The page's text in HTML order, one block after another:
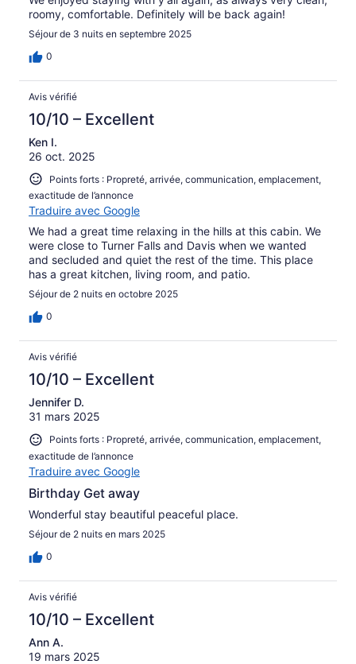
roomy, comfortable. Definitely will be back again!
Séjour de 3 nuits en septembre 2025
0
Avis vérifié
10/10 – Excellent
Ken I.
26 oct. 2025
Points forts : Propreté, arrivée, communication, emplacement,
exactitude de l’annonce
Traduire avec Google
We had a great time relaxing in the hills at this cabin. We
were close to Turner Falls and Davis when we wanted
and secluded and quiet the rest of the time. This place
has a great kitchen, living room, and patio.
Séjour de 2 nuits en octobre 2025
0
Avis vérifié
10/10 – Excellent
Jennifer D.
31 mars 2025
Points forts : Propreté, arrivée, communication, emplacement,
exactitude de l’annonce
Traduire avec Google
Birthday Get away
Wonderful stay beautiful peaceful place.
Séjour de 2 nuits en mars 2025
0
Avis vérifié
10/10 – Excellent
Ann A.
19 mars 2025